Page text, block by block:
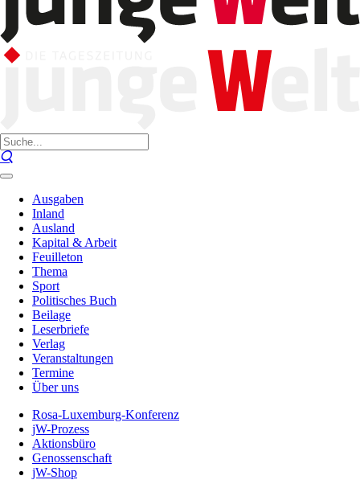
Ausgaben
Inland
Ausland
Kapital & Arbeit
Feuilleton
Thema
Sport
Politisches Buch
Beilage
Leserbriefe
Verlag
Veranstaltungen
Termine
Über uns
Rosa-Luxemburg-Konferenz
jW-Prozess
Aktionsbüro
Genossenschaft
jW-Shop